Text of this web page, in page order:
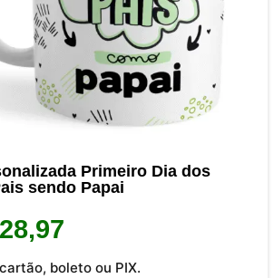
Primeiro Dia dos
sendo Papai
28,97
boleto ou PIX.